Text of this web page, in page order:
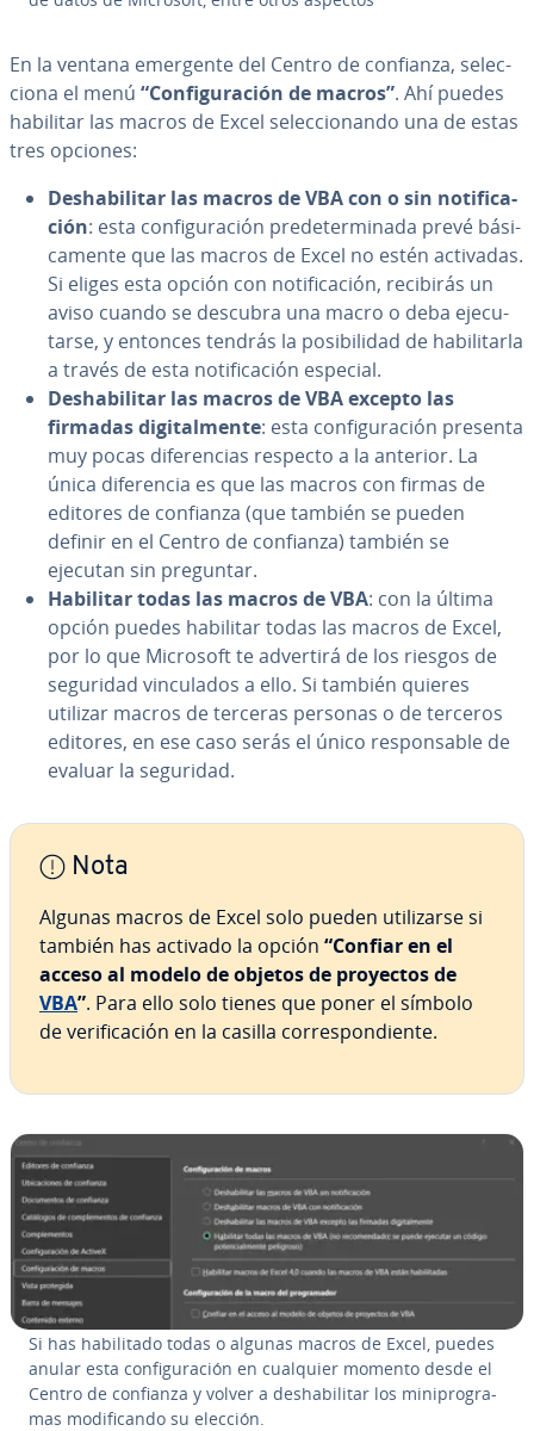
En la ventana emergente del Centro de confianza, se­le­c­
cio­na el menú “Co­n­fi­gu­ra­ción de macros”. Ahí puedes
habilitar las macros de Excel se­le­c­cio­na­n­do una de estas
tres opciones:
Des­ha­bi­li­tar las macros de VBA con o sin no­ti­fi­ca­
ción: esta co­n­fi­gu­ra­ción pre­de­te­r­mi­na­da prevé bá­si­
ca­me­n­te que las macros de Excel no estén activadas.
Si eliges esta opción con no­ti­fi­ca­ción, recibirás un
aviso cuando se descubra una macro o deba eje­cu­
tar­se, y entonces tendrás la po­si­bi­li­dad de ha­bi­li­tar­la
a través de esta no­ti­fi­ca­ción especial.
Des­ha­bi­li­tar las macros de VBA excepto las
firmadas di­gi­ta­l­me­n­te: esta co­n­fi­gu­ra­ción presenta
muy pocas di­fe­re­n­cias respecto a la anterior. La
única di­fe­re­n­cia es que las macros con firmas de
editores de confianza (que también se pueden
definir en el Centro de confianza) también se
ejecutan sin preguntar.
Habilitar todas las macros de VBA: con la última
opción puedes habilitar todas las macros de Excel,
por lo que Microsoft te advertirá de los riesgos de
seguridad vi­n­cu­la­dos a ello. Si también quieres
utilizar macros de terceras personas o de terceros
editores, en ese caso serás el único re­s­po­n­sa­ble de
evaluar la seguridad.
Nota
Algunas macros de Excel solo pueden uti­li­zar­se si
también has activado la opción “Confiar en el
acceso al modelo de objetos de proyectos de
VBA”. Para ello solo tienes que poner el símbolo
de ve­ri­fi­ca­ción en la casilla co­rre­s­po­n­die­n­te.
Si has ha­bi­li­ta­do todas o algunas macros de Excel, puedes
anular esta co­n­fi­gu­ra­ción en cualquier momento desde el
Centro de confianza y volver a des­ha­bi­li­tar los mi­ni­pro­gra­
mas mo­di­fi­ca­n­do su elección.